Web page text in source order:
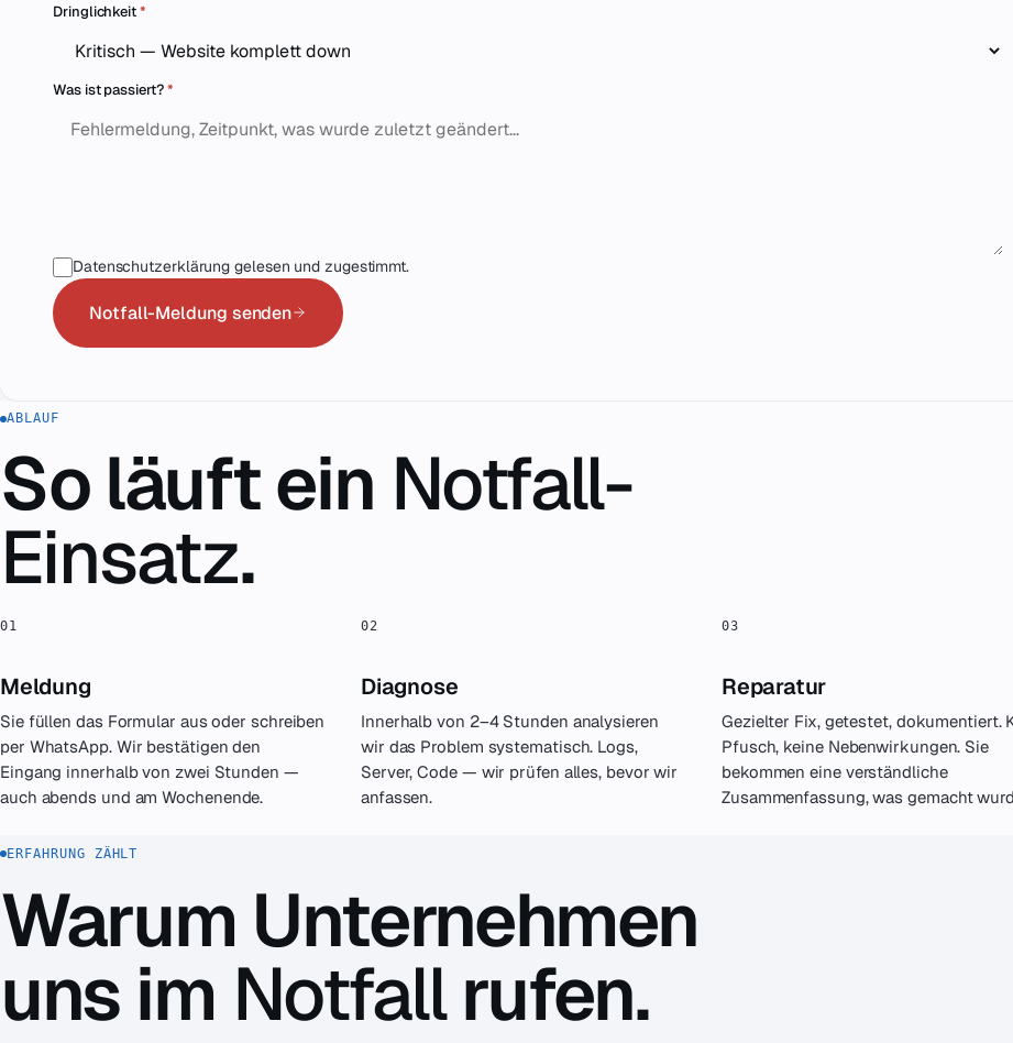
Dringlichkeit*
Was ist passiert?*
Datenschutzerklärung gelesen und zugestimmt.
Notfall-Meldung senden
ABLAUF
So läuft ein Notfall-
Einsatz.
Meldung
Sie füllen das Formular aus oder schreiben
per WhatsApp. Wir bestätigen den
Eingang innerhalb von zwei Stunden —
auch abends und am Wochenende.
Diagnose
Innerhalb von 2–4 Stunden analysieren
wir das Problem systematisch. Logs,
Server, Code — wir prüfen alles, bevor wir
anfassen.
Reparatur
Gezielter Fix, getestet, dokumentiert.
Pfusch, keine Nebenwirkungen. Sie
bekommen eine verständliche
Zusammenfassung, was gemacht
ERFAHRUNG ZÄHLT
Warum Unternehmen
uns im Notfallrufen.